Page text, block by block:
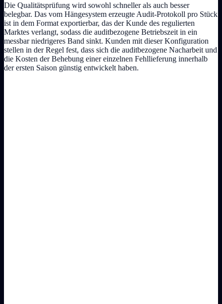
Die Qualitätsprüfung wird sowohl schneller als auch besser
belegbar. Das vom Hängesystem erzeugte Audit-Protokoll pro Stück
ist in dem Format exportierbar, das der Kunde des regulierten
Marktes verlangt, sodass die auditbezogene Betriebszeit in ein
messbar niedrigeres Band sinkt. Kunden mit dieser Konfiguration
stellen in der Regel fest, dass sich die auditbezogene Nacharbeit und
die Kosten der Behebung einer einzelnen Fehllieferung innerhalb
der ersten Saison günstig entwickelt haben.